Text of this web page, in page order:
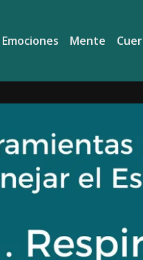
Emociones Mente